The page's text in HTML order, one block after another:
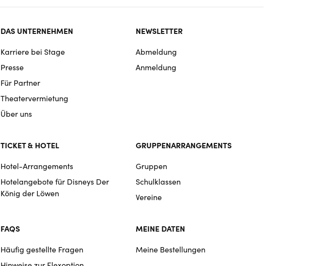
DAS UNTERNEHMEN
Karriere bei Stage
Presse
Für Partner
Theatervermietung
Über uns
NEWSLETTER
Abmeldung
Anmeldung
TICKET & HOTEL
Hotel-Arrangements
Hotelangebote für Disneys Der
König der Löwen
GRUPPENARRANGEMENTS
Gruppen
Schulklassen
Vereine
FAQS
Häufig gestellte Fragen
MEINE DATEN
Meine Bestellungen